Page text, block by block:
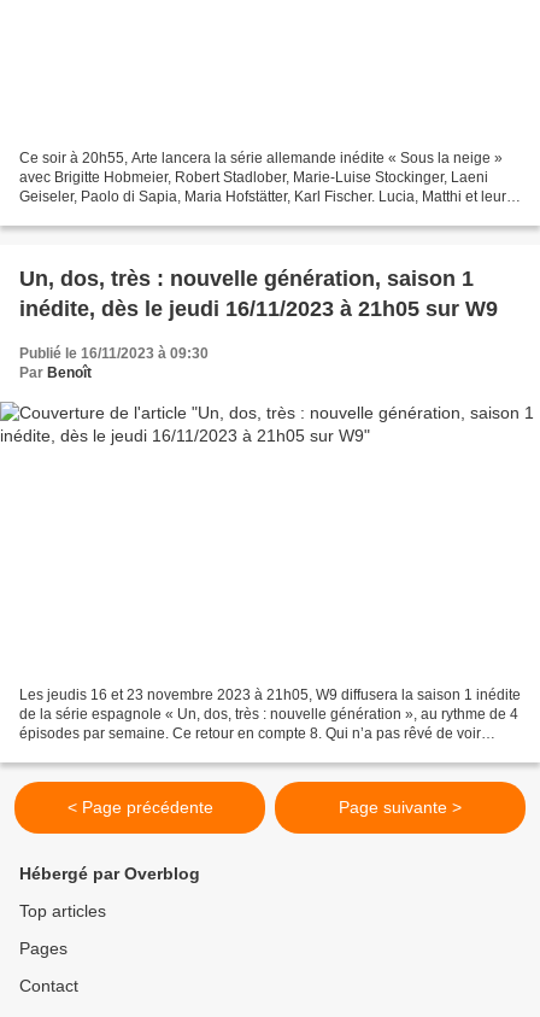
Ce soir à 20h55, Arte lancera la série allemande inédite « Sous la neige »
avec Brigitte Hobmeier, Robert Stadlober, Marie-Luise Stockinger, Laeni
Geiseler, Paolo di Sapia, Maria Hofstätter, Karl Fischer. Lucia, Matthi et leurs
Un, dos, très : nouvelle génération, saison 1
inédite, dès le jeudi 16/11/2023 à 21h05 sur W9
Publié le 16/11/2023 à 09:30
Par Benoît
Les jeudis 16 et 23 novembre 2023 à 21h05, W9 diffusera la saison 1 inédite
de la série espagnole « Un, dos, très : nouvelle génération », au rythme de 4
épisodes par semaine. Ce retour en compte 8. Qui n’a pas rêvé de voir
< Page précédente Page suivante >
Hébergé par Overblog
Top articles
Pages
Contact